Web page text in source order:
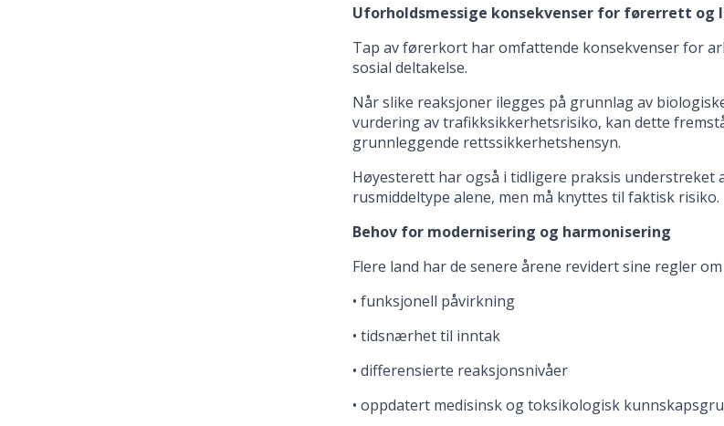
Uforholdsmessige konsekvenser for førerrett og
Tap av førerkort har omfattende konsekvenser for
sosial deltakelse.
Når slike reaksjoner ilegges på grunnlag av
vurdering av trafikksikkerhetsrisiko, kan dette
grunnleggende rettssikkerhetshensyn.
Høyesterett har også i tidligere praksis understreket
rusmiddeltype alene, men må knyttes til faktisk risiko.
Behov for modernisering og harmonisering
Flere land har de senere årene revidert sine regler
• funksjonell påvirkning
• tidsnærhet til inntak
• differensierte reaksjonsnivåer
• oppdatert medisinsk og toksikologisk